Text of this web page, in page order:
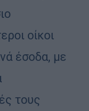
οίκοι
έσοδα, με
τους